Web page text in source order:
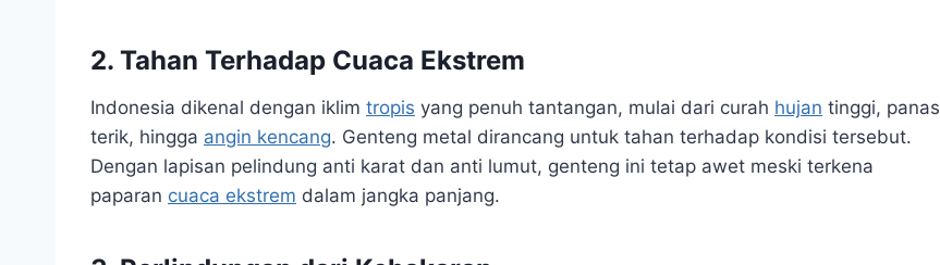
2. Tahan Terhadap Cuaca Ekstrem
Indonesia dikenal dengan iklim tropis yang penuh tantangan, mulai dari curah hujan tinggi, panas
terik, hingga angin kencang. Genteng metal dirancang untuk tahan terhadap kondisi tersebut.
Dengan lapisan pelindung anti karat dan anti lumut, genteng ini tetap awet meski terkena
paparan cuaca ekstrem dalam jangka panjang.